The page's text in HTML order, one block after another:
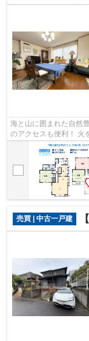
海と山に囲まれた自然
のアクセスも便利！ 火
を一本化でき、省エネ
売買 | 中古一戸建